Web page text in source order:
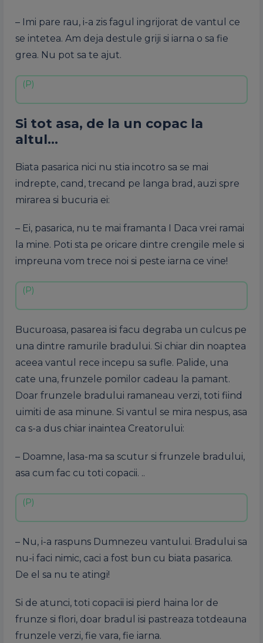
– Imi pare rau, i-a zis fagul ingrijorat de vantul ce
se intetea. Am deja destule griji si iarna o sa fie
grea. Nu pot sa te ajut.
Si tot asa, de la un copac la
altul…
Biata pasarica nici nu stia incotro sa se mai
indrepte, cand, trecand pe langa brad, auzi spre
mirarea si bucuria ei:
– Ei, pasarica, nu te mai framanta I Daca vrei ramai
la mine. Poti sta pe oricare dintre crengile mele si
impreuna vom trece noi si peste iarna ce vine!
Bucuroasa, pasarea isi facu degraba un culcus pe
una dintre ramurile bradului. Si chiar din noaptea
aceea vantul rece incepu sa sufle. Palide, una
cate una, frunzele pomilor cadeau la pamant.
Doar frunzele bradului ramaneau verzi, toti fiind
uimiti de asa minune. Si vantul se mira nespus, asa
ca s-a dus chiar inaintea Creatorului:
– Doamne, lasa-ma sa scutur si frunzele bradului,
asa cum fac cu toti copacii. ..
– Nu, i-a raspuns Dumnezeu vantului. Bradului sa
nu-i faci nimic, caci a fost bun cu biata pasarica.
De el sa nu te atingi!
Si de atunci, toti copacii isi pierd haina lor de
frunze si flori, doar bradul isi pastreaza totdeauna
frunzele verzi, fie vara, fie iarna.